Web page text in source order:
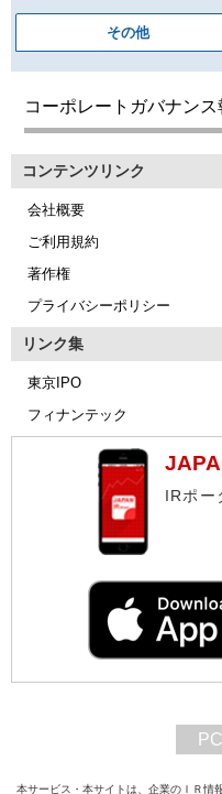
その他
コーポレートガバナン
コンテンツリンク
会社概要
ご利用規約
著作権
プライバシーポリシー
リンク集
東京IPO
フィナンテック
IRポー
PC
本サービス・本サイトは、企業のＩＲ情